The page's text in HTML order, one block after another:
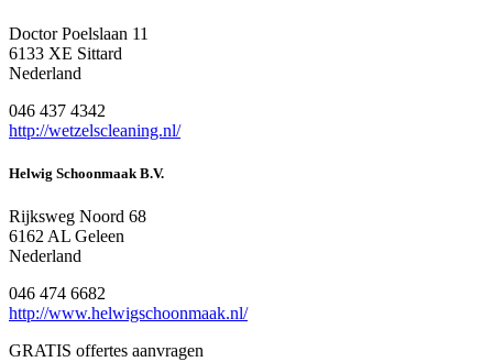
Doctor Poelslaan 11
6133 XE Sittard
Nederland
046 437 4342
http://wetzelscleaning.nl/
Helwig Schoonmaak B.V.
Rijksweg Noord 68
6162 AL Geleen
Nederland
046 474 6682
http://www.helwigschoonmaak.nl/
GRATIS offertes aanvragen